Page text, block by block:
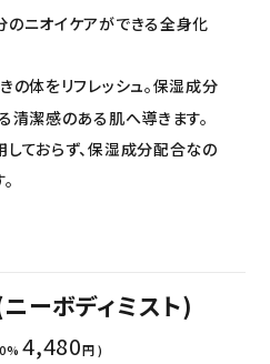
ニオイケアができる全身化
の体をリフレッシュ。保湿成分
清潔感のある肌へ導きます。
ておらず、保湿成分配合なの
ーボディミスト)
4,480円 )